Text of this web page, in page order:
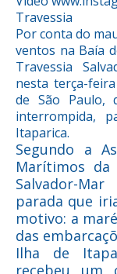
Travessia
Por conta do
ventos na Baía
Travessia
nesta terça-
de São Paulo,
interrompida,
Itaparica.
Segundo a
Marítimos da
Salvador-
parada que
motivo: a
das
Ilha de
recebeu um